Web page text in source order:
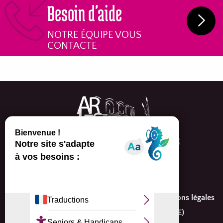
Besoin d'aide
NOTRE ÉQUIPE VOUS
CONTACTE
Arles Events, congrès et séminaires
Tél. 04 90 18 32 65
Espace presse Partenaires/Réseaux
Mentions légales
Politique de cookies (UE)